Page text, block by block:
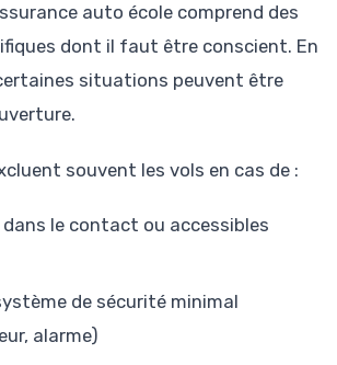
auto école comprend des
dont il faut être conscient. En
situations peuvent être
souvent les vols en cas de :
dans le contact ou accessibles
de sécurité minimal
alarme)